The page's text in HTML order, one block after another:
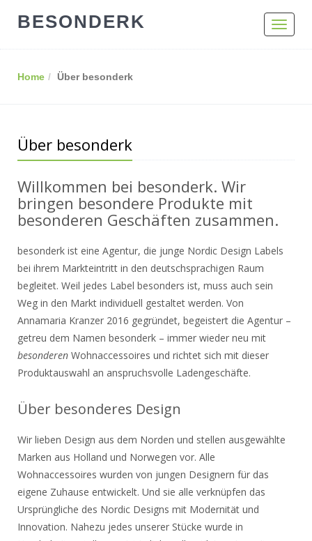
Toggle
BESONDERK
Home Über besonderk
Über besonderk
Willkommen bei besonderk. Wir
bringen besondere Produkte mit
besonderen Geschäften zusammen.
besonderk ist eine Agentur, die junge Nordic Design Labels
bei ihrem Markteintritt in den deutschsprachigen Raum
begleitet. Weil jedes Label besonders ist, muss auch sein
Weg in den Markt individuell gestaltet werden. Von
Annamaria Kranzer 2016 gegründet, begeistert die Agentur –
getreu dem Namen besonderk – immer wieder neu mit
besonderen Wohnaccessoires und richtet sich mit dieser
Produktauswahl an anspruchsvolle Ladengeschäfte.
Über besonderes Design
Wir lieben Design aus dem Norden und stellen ausgewählte
Marken aus Holland und Norwegen vor. Alle
Wohnaccessoires wurden von jungen Designern für das
eigene Zuhause entwickelt. Und sie alle verknüpfen das
Ursprüngliche des Nordic Designs mit Modernität und
Innovation. Nahezu jedes unserer Stücke wurde in